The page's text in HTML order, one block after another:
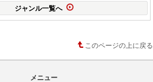
ジャンル一覧へ
このページの上に戻る
メニュー